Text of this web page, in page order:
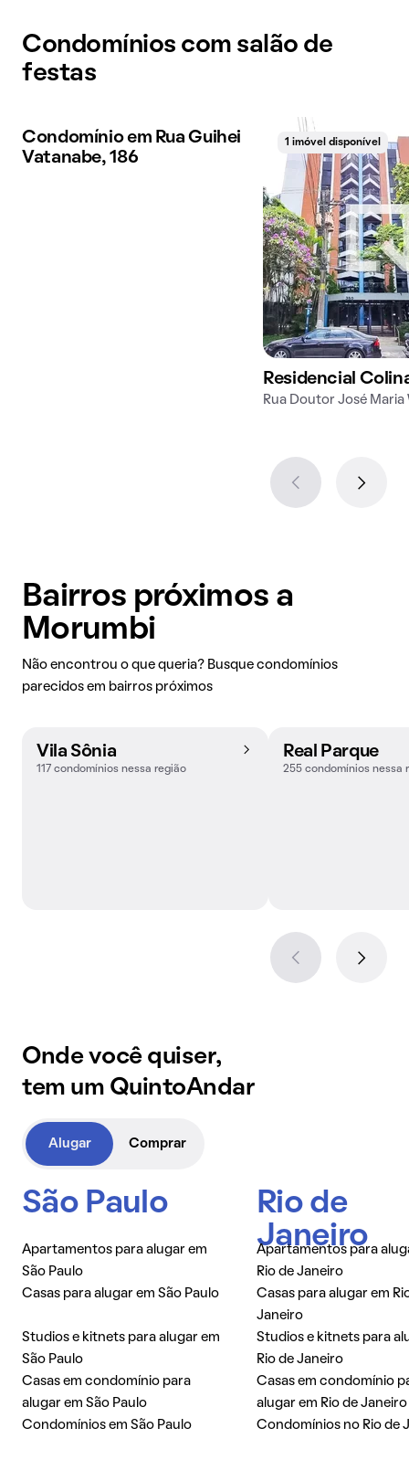
Condomínios com salão de
festas
1 imóvel disponível
Condomínio em Rua Guihei
Vatanabe, 186
1 imóvel disponível
Residencial
Rua Doutor José
Bairros próximos a
Morumbi
Não encontrou o que queria? Busque condomínios
parecidos em bairros próximos
Vila Sônia
117 condomínios nessa região
Real Parque
255 condomínios nessa
Onde você quiser,
tem um QuintoAndar
Alugar Comprar
São Paulo
Apartamentos para alugar em
São Paulo
Casas para alugar em São Paulo
Studios e kitnets para alugar em
São Paulo
Casas em condomínio para
alugar em São Paulo
Condomínios em São Paulo
Rio de
Janeiro
Apartamentos para
Rio de Janeiro
Casas para alugar em
Janeiro
Studios e kitnets para
Rio de Janeiro
Casas em condomínio
alugar em Rio de Janeiro
Condomínios no Rio de